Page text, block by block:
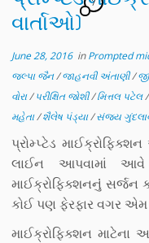
વાર્તાઓ)
7
June 28, 2016inPrompted
જલ્પા જૈન/જાહનવી અંતાણી/
વોરા/પરીક્ષિત જોશી/મિત્તલ પટેલ/
મહેતા/શૈલેષ પંડ્યા/સંજય
પ્રોમ્પ્ટેડ
લાઈન આપવામાં આવે
માઈક્રોફિક્શનનુંં સર્જન
કોઈ પણ ફેરફાર વગર
માઈક્રોફિક્શન માટેના